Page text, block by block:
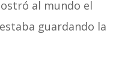
al mundo el
guardando la